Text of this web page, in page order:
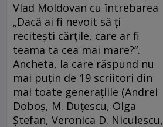
Vlad Moldovan cu întrebarea
„Dacă ai fi nevoit să ţi
reciteşti cărţile, care ar fi
teama ta cea mai mare?“.
Ancheta, la care răspund nu
mai puţin de 19 scriitori din
mai toate generaţiile (Andrei
Doboş, M. Duţescu, Olga
Ştefan, Veronica D. Niculescu,